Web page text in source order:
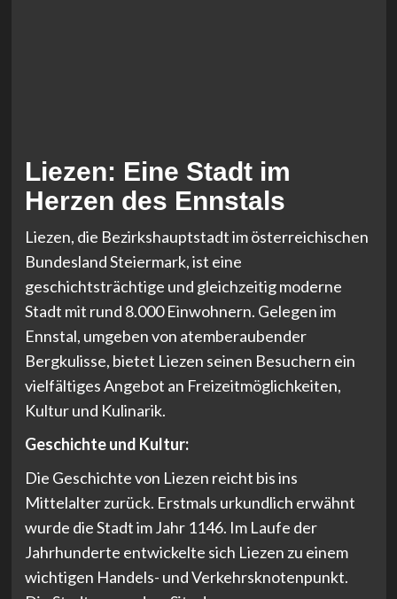
Liezen: Eine Stadt im
Herzen des Ennstals
Liezen, die Bezirkshauptstadt im österreichischen
Bundesland Steiermark, ist eine
geschichtsträchtige und gleichzeitig moderne
Stadt mit rund 8.000 Einwohnern. Gelegen im
Ennstal, umgeben von atemberaubender
Bergkulisse, bietet Liezen seinen Besuchern ein
vielfältiges Angebot an Freizeitmöglichkeiten,
Kultur und Kulinarik.
Geschichte und Kultur:
Die Geschichte von Liezen reicht bis ins
Mittelalter zurück. Erstmals urkundlich erwähnt
wurde die Stadt im Jahr 1146. Im Laufe der
Jahrhunderte entwickelte sich Liezen zu einem
wichtigen Handels- und Verkehrsknotenpunkt.